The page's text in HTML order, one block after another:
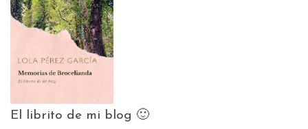
El librito de mi blog 🙂